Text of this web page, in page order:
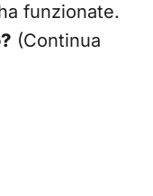
funzionate.
(Continua